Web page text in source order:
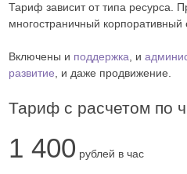
Тариф зависит от типа ресурса.
многостраничный корпоративный
Включены и поддержка, и
развитие, и даже продвижение.
Тариф с расчетом по
1 400 рублей в час